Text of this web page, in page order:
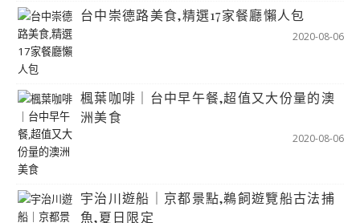
台中崇德路美食,精選17家餐廳懶人包
2020-08-06
楓葉咖啡｜台中早午餐,超值又大份量的澳
洲美食
2020-08-06
宇治川遊船｜京都景點,鵜飼遊覽船古法捕
魚,夏日限定